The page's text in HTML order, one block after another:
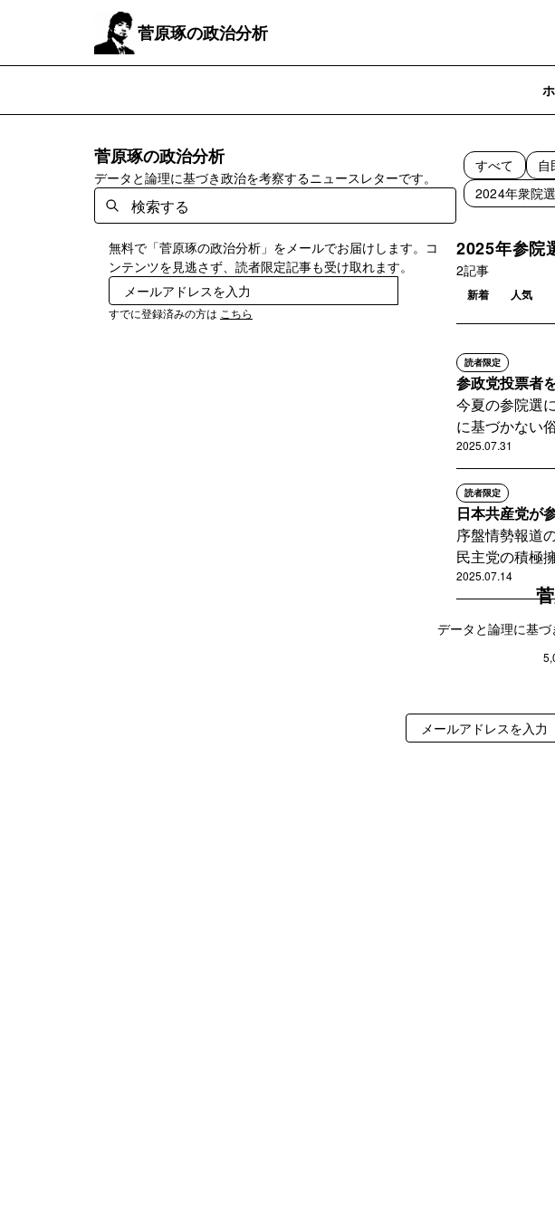
菅原琢の政治分析
菅原琢の政治分析
データと論理に基づき政治を考察するニュースレターです。
無料で「菅原琢の政治分析」をメールでお届けします。コ
ンテンツを見逃さず、読者限定記事も受け取れます。
すでに登録済みの方は こちら
すべて 自
2024年衆院選
2025年参院
2記事
新着 人気
読者限定
参政党投票者
今夏の参院選
に基づかない
2025.07.31
読者限定
日本共産党が
序盤情勢報道
民主党の積極
2025.07.14
データと論理に基づ